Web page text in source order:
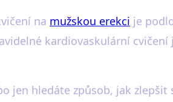
na mužskou erekci je
kardiovaskulární
jen hledáte způsob, jak zlepšit